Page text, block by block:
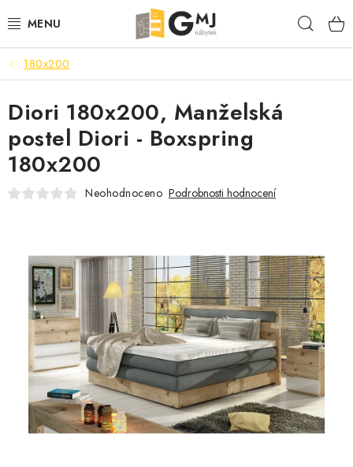
na
SEDACÍ SOUPRAVY
OBÝVACÍ POKOJ
LOŽNICE
KUCHYNĚ
AKCE
VÝPRODEJ
Cenník dopravy Kontakty
180x200
Diori 180x200, Manželská
postel Diori - Boxspring
180x200
Neohodnoceno Podrobnosti hodnocení